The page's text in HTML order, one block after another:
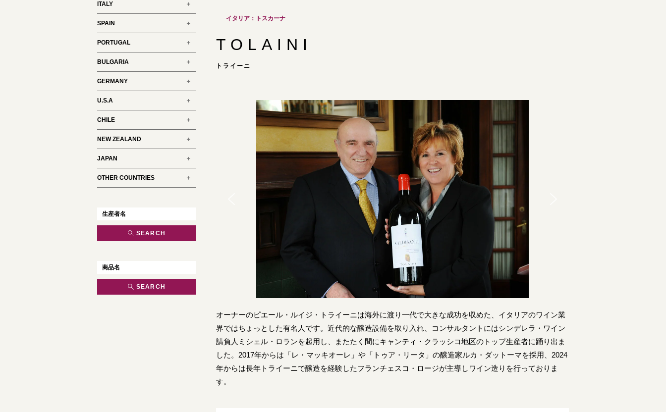
ITALY
SPAIN
PORTUGAL
BULGARIA
GERMANY
U.S.A
CHILE
NEW ZEALAND
JAPAN
OTHER COUNTRIES
SEARCH
SEARCH
イタリア：トスカーナ
TOLAINI
トライーニ
オーナーのピエール・ルイジ・トライーニは海外に渡り一代で大きな成功を収めた、イタリアのワイン業
界ではちょっとした有名人です。近代的な醸造設備を取り入れ、コンサルタントにはシンデレラ・ワイン
請負人ミシェル・ロランを起用し、またたく間にキャンティ・クラッシコ地区のトップ生産者に踊り出ま
した。2017年からは「レ・マッキオーレ」や「トゥア・リータ」の醸造家ルカ・ダットーマを採用、2024
年からは長年トライーニで醸造を経験したフランチェスコ・ロージが主導しワイン造りを行っておりま
す。